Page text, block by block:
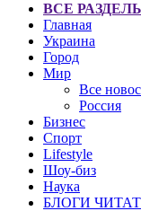
ВСЕ
Главная
Украина
Город
Мир
Все
Россия
Бизнес
Спорт
Lifestyle
Шоу-биз
Наука
БЛОГИ